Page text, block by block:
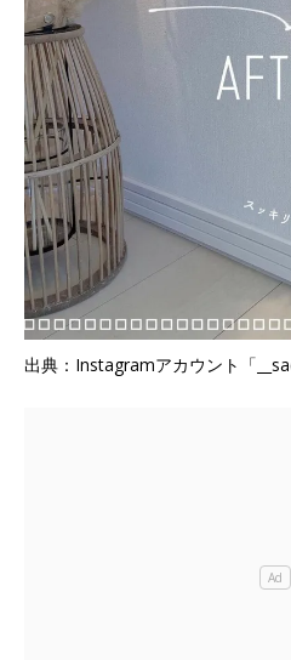
出典：Instagramアカウント「